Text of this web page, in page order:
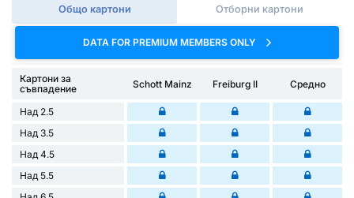
Общо картони Отборни картони
DATA FOR PREMIUM MEMBERS ONLY
Картони за
съвпадение
Schott Mainz Freiburg II Средно
Над 2.5
Над 3.5
Над 4.5
Над 5.5